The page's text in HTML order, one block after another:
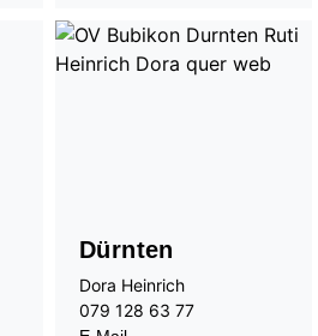
Dürnten
Dora Heinrich
079 128 63 77